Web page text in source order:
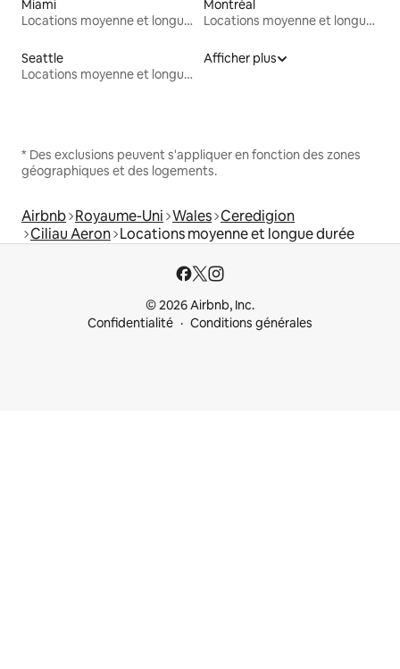
Miami
Locations moyenne et longue durée
Montréal
Locations moyenne et longue durée
Seattle
Locations moyenne et longue durée
Afficher plus
* Des exclusions peuvent s'appliquer en fonction des zones
géographiques et des logements.
Airbnb Royaume-Uni Wales Ceredigion
Ciliau Aeron Locations moyenne et longue durée
© 2026 Airbnb, Inc.
Confidentialité
Conditions générales